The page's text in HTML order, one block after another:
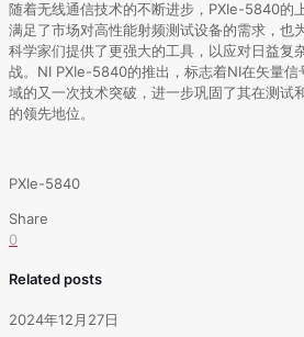
随着无线通信技术的不断进步，PXIe-5840的
满足了市场对高性能射频测试设备的需求，也
科学家们提供了更强大的工具，以应对日益复
战。NI PXIe-5840的推出，标志着NI在矢量信
域的又一次技术突破，进一步巩固了其在测试
的领先地位。
PXIe-5840
Share
0
Related posts
2024年12月27日